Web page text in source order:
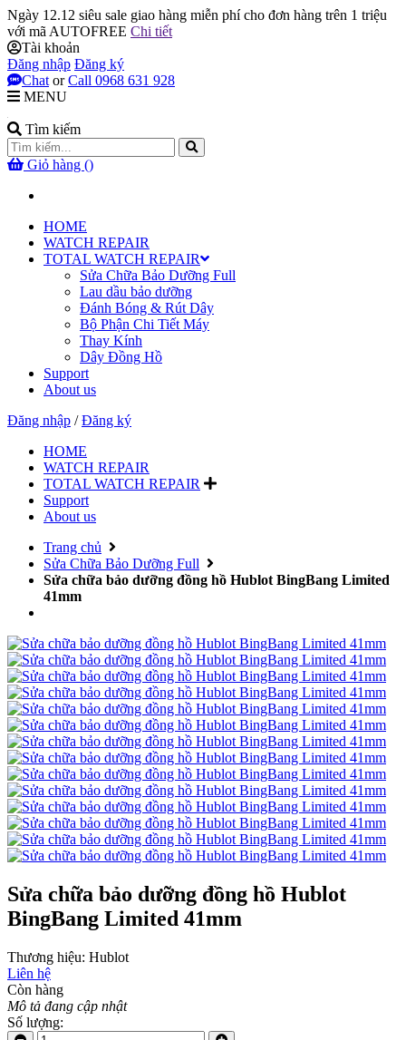
Ngày 12.12 siêu sale giao hàng miễn phí cho đơn hàng trên 1 triệu
với mã AUTOFREE Chi tiết
Tài khoản
Đăng nhập Đăng ký
Chat or Call 0968 631 928
MENU
Tìm kiếm
Giỏ hàng ()
HOME
WATCH REPAIR
TOTAL WATCH REPAIR
Sửa Chữa Bảo Dưỡng Full
Lau dầu bảo dưỡng
Đánh Bóng & Rút Dây
Bộ Phận Chi Tiết Máy
Thay Kính
Dây Đồng Hồ
Support
About us
Đăng nhập /Đăng ký
HOME
WATCH REPAIR
TOTAL WATCH REPAIR
Support
About us
Trang chủ
Sửa Chữa Bảo Dưỡng Full
Sửa chữa bảo dưỡng đồng hồ Hublot BingBang Limited
41mm
Sửa chữa bảo dưỡng đồng hồ Hublot
BingBang Limited 41mm
Thương hiệu: Hublot
Liên hệ
Còn hàng
Mô tả đang cập nhật
Số lượng: